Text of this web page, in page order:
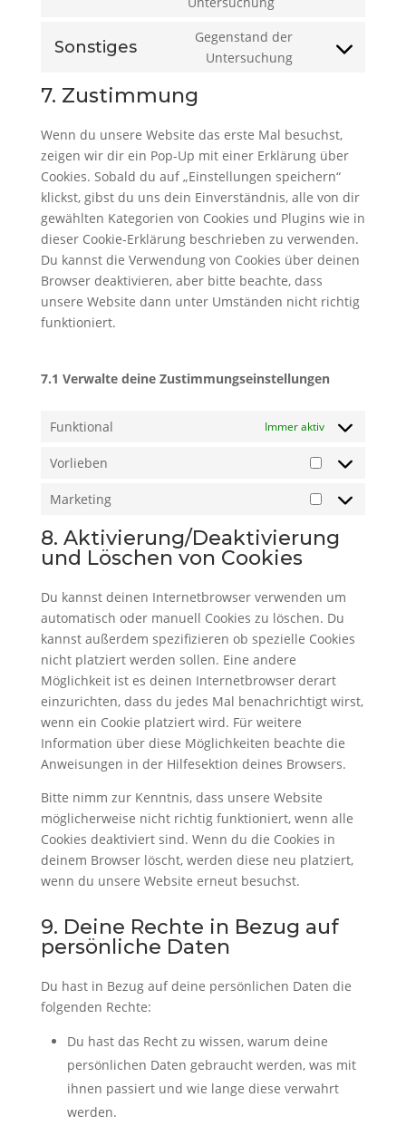
service
youtube
Sonstiges
Gegenstand der
Untersuchung
Consent
7. Zustimmung
Wenn du unsere Website das erste Mal besuchst,
zeigen wir dir ein Pop-Up mit einer Erklärung über
Cookies. Sobald du auf „Einstellungen speichern“
klickst, gibst du uns dein Einverständnis, alle von dir
gewählten Kategorien von Cookies und Plugins wie in
dieser Cookie-Erklärung beschrieben zu verwenden.
Du kannst die Verwendung von Cookies über deinen
Browser deaktivieren, aber bitte beachte, dass
unsere Website dann unter Umständen nicht richtig
funktioniert.
7.1 Verwalte deine Zustimmungseinstellungen
Funktional Immer aktiv
Vorlieben
Vorlieben
Marketing
Marketing
8. Aktivierung/Deaktivierung
und Löschen von Cookies
Du kannst deinen Internetbrowser verwenden um
automatisch oder manuell Cookies zu löschen. Du
kannst außerdem spezifizieren ob spezielle Cookies
nicht platziert werden sollen. Eine andere
Möglichkeit ist es deinen Internetbrowser derart
einzurichten, dass du jedes Mal benachrichtigt wirst,
wenn ein Cookie platziert wird. Für weitere
Information über diese Möglichkeiten beachte die
Anweisungen in der Hilfesektion deines Browsers.
Bitte nimm zur Kenntnis, dass unsere Website
möglicherweise nicht richtig funktioniert, wenn alle
Cookies deaktiviert sind. Wenn du die Cookies in
deinem Browser löscht, werden diese neu platziert,
wenn du unsere Website erneut besuchst.
9. Deine Rechte in Bezug auf
persönliche Daten
Du hast in Bezug auf deine persönlichen Daten die
folgenden Rechte:
Du hast das Recht zu wissen, warum deine
persönlichen Daten gebraucht werden, was mit
ihnen passiert und wie lange diese verwahrt
werden.